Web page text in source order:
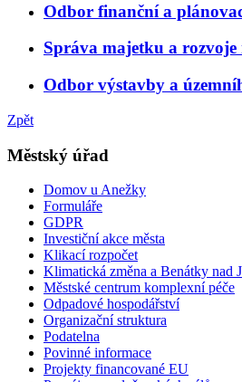
Odbor finanční a
Správa majetku a rozvoje
Odbor výstavby a
Zpět
Městský úřad
Domov u Anežky
Formuláře
GDPR
Investiční akce města
Klikací rozpočet
Klimatická změna a Benátky nad
Městské centrum komplexní péče
Odpadové hospodářství
Organizační struktura
Podatelna
Povinné informace
Projekty financované EU